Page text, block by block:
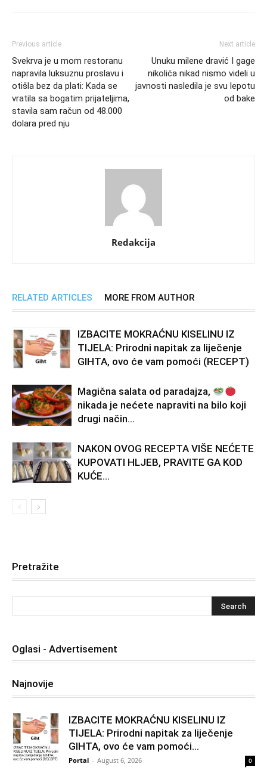
Previous article
Svekrva je u mom restoranu
napravila luksuznu proslavu i
otišla bez da plati: Kada se
vratila sa bogatim prijateljima,
stavila sam račun od 48.000
dolara pred nju
Next article
Unuku milene dravić I gage
nikolića nikad nismo videli u
javnosti nasledila je svu lepotu
od bake
Redakcija
RELATED ARTICLES MORE FROM AUTHOR
IZBACITE MOKRAĆNU KISELINU IZ
TIJELA: Prirodni napitak za liječenje
GIHTA, ovo će vam pomoći (RECEPT)
Magična salata od paradajza,
nikada je nećete napraviti na bilo koji
drugi način…
NAKON OVOG RECEPTA VIŠE NEĆETE
KUPOVATI HLJEB, PRAVITE GA KOD
KUĆE…
Pretražite
Oglasi - Advertisement
Najnovije
IZBACITE MOKRAĆNU KISELINU IZ
TIJELA: Prirodni napitak za liječenje
GIHTA, ovo će vam pomoći...
Portal - August 6, 2026 0